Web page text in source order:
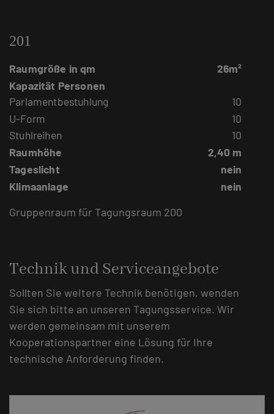
201
Raumgröße in qm
26m²
Kapazität Personen
Parlamentbestuhlung
10
U-Form
10
Stuhlreihen
10
Raumhöhe
2,40 m
Tageslicht
nein
Klimaanlage
nein
Gruppenraum für Tagungsraum 200
Technik und Serviceangebote
Sollten Sie weitere Technik benötigen, wenden
Sie sich bitte an unseren Tagungsservice. Wir
werden gemeinsam mit unserem
Kooperationspartner eine Lösung für Ihre
technische Anforderung finden.